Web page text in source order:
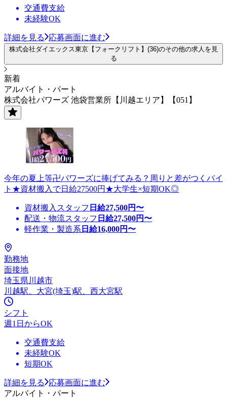
交通費支給
未経験OK
詳細を見る 応募画面に進む
株式会社ダイエックス東京【フォークリフト】(36)のその他の求人を見
る
新着
アルバイト・パート
株式会社パワーズ 池袋営業所【川越エリア】【051】
今年の夏上等卍パワーズに捧げてみる？周りと差がつくバイ
ト★資材搬入で日給27500円★大学生×短期OK◎
資材搬入スタッフ 日給27,500円〜
配送・物流スタッフ 日給27,500円〜
軽作業・製造系 日給16,000円〜
勤務地
面接地
埼玉県川越市
川越駅、大宮(埼玉)駅、西大宮駅
シフト
週1日からOK
交通費支給
未経験OK
短期OK
詳細を見る
応募画面に進む
アルバイト・パート